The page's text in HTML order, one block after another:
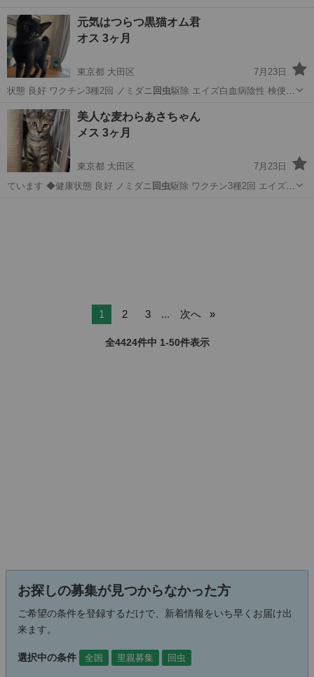
東京 大田区 ワクチン
元気はつらつ黒猫オム君
オス 3ヶ月
東京都 大田区
7月23日
状態 良好 ワクチン3種2回 ノミダニ 回虫駆除 エイズ白血病陰性 検便済
東京 大田区 猫 ワクチン
美人な麦わらあさちゃん
メス 3ヶ月
東京都 大田区
7月23日
ています ◆健康状態 良好 ノミダニ 回虫駆除 ワクチン3種2回 エイズ白
1 2 3 ... 次へ
全4424件中 1-50件表示
お探しの募集が見つからなかった方
ご希望の条件を登録するだけで、新着情報をいち早くお届け出
来ます。
選択中の条件 全国 里親募集 回虫